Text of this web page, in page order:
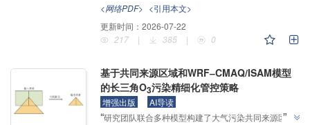
准方案，为解决传统离线实流校准资源耗费大的问题提
供了新途径。”
<网络PDF> <引用本文>
更新时间： 2026-07-22
217
| 385 | 0
基于共同来源区域和WRF‒CMAQ/ISAM模型
的长三角O3污染精细化管控策略
增强出版 AI导读
“研究团队联合多种模型构建了大气污染共同来源区域
”